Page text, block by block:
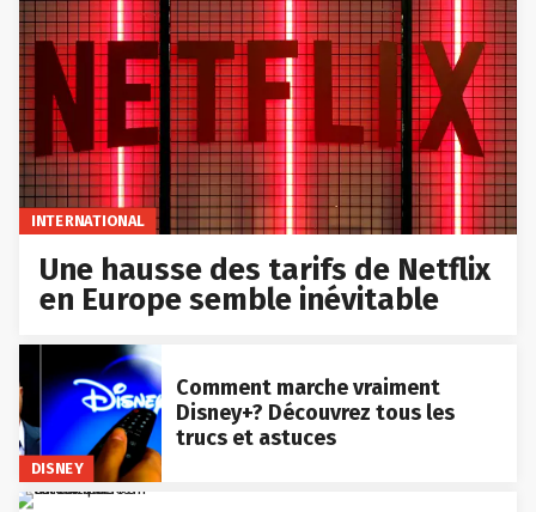
INTERNATIONAL
Une hausse des tarifs de Netflix
en Europe semble inévitable
DISNEY
Comment marche vraiment
Disney+? Découvrez tous les
trucs et astuces